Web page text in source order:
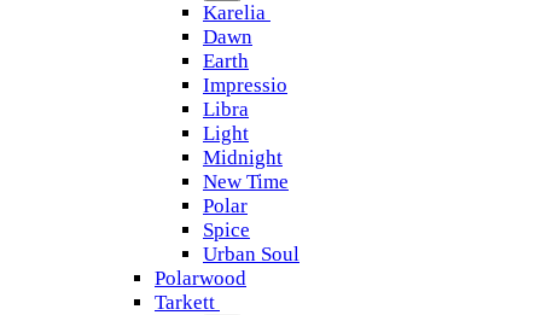
Karelia
Dawn
Earth
Impressio
Libra
Light
Midnight
New Time
Polar
Spice
Urban Soul
Polarwood
Tarkett